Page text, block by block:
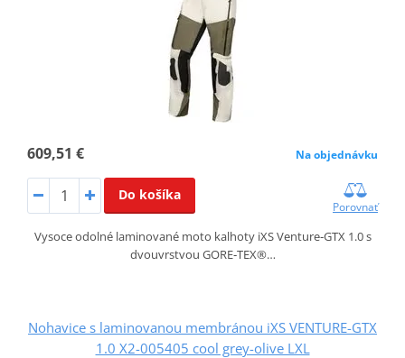
609,51 € Na objednávku
Do košíka
Porovnať
Vysoce odolné laminované moto kalhoty iXS Venture‑GTX 1.0 s
dvouvrstvou GORE‑TEX®…
Nohavice s laminovanou membránou iXS VENTURE-GTX
1.0 X2-005405 cool grey-olive LXL